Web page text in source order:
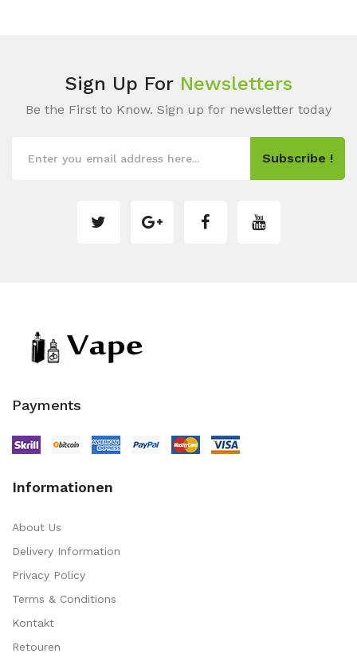
Sign Up For Newsletters
Be the First to Know. Sign up for newsletter today
Subscribe !
Payments
Informationen
About Us
Delivery Information
Privacy Policy
Terms & Conditions
Kontakt
Retouren